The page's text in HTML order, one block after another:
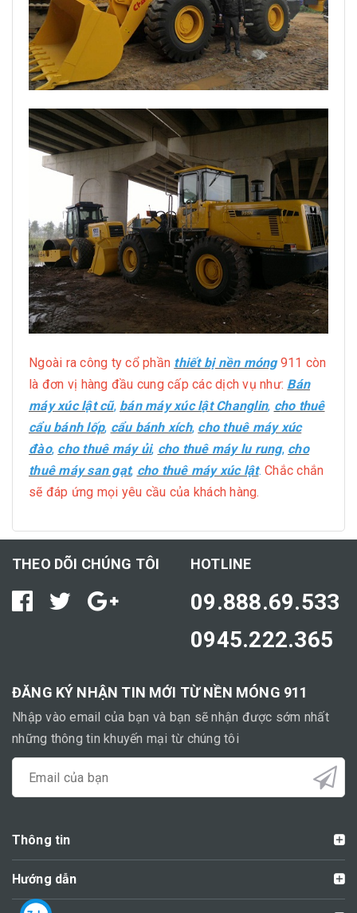
Ngoài ra công ty cổ phần thiết bị nền móng911 còn
là đơn vị hàng đầu cung cấp các dịch vụ như: Bán
máy xúc lật cũ, bán máy xúc lật Changlin, cho thuê
cẩu bánh lốp, cẩu bánh xích, cho thuê máy xúc
đào, cho thuê máy ủi, cho thuê máy lu rung, cho
thuê máy san gạt, cho thuê máy xúc lật. Chắc chắn
sẽ đáp ứng mọi yêu cầu của khách hàng.
THEO DÕI CHÚNG TÔI HOTLINE
09.888.69.533
0945.222.365
ĐĂNG KÝ NHẬN TIN MỚI TỪ NỀN MÓNG 911
Nhập vào email của bạn và bạn sẽ nhận được sớm nhất
những thông tin khuyến mại từ chúng tôi
Thông tin
Hướng dẫn